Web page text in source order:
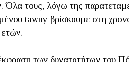
Όλα τους, λόγω της
tawny βρίσκουμε στη
των δυνατοτήτων του